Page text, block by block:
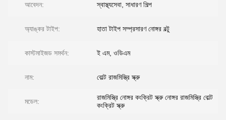
আবেদন: স্বাস্থ্যসেবা, সাধারণ শিল্প
অ্যাঙ্কর টাইপ: হাতা টাইপ সম্প্রসারণ নোঙ্গর বল্টু
কাস্টমাইজড সমর্থন: ই এম, ওডিএম
নাম: বোল্ট রাজমিস্ত্রি স্ক্রু
মডেল:
রাজমিস্ত্রি নোঙ্গর কংক্রিট স্ক্রু নোঙ্গর রাজমিস্ত্রি বোল্ট
কংক্রিট স্ক্রু